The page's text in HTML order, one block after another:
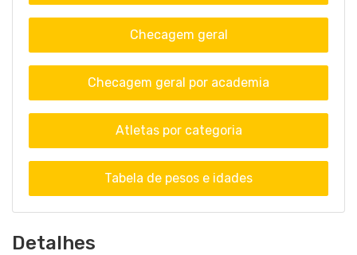
Detalhes
Checagem geral
Checagem geral por academia
Atletas por categoria
Tabela de pesos e idades